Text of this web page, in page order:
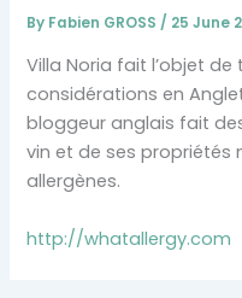
By Fabien GROSS / 25 June
Villa Noria fait l’objet de
considérations en
bloggeur anglais fait
vin et de ses propriétés
allergènes.
http://whatallergy.com